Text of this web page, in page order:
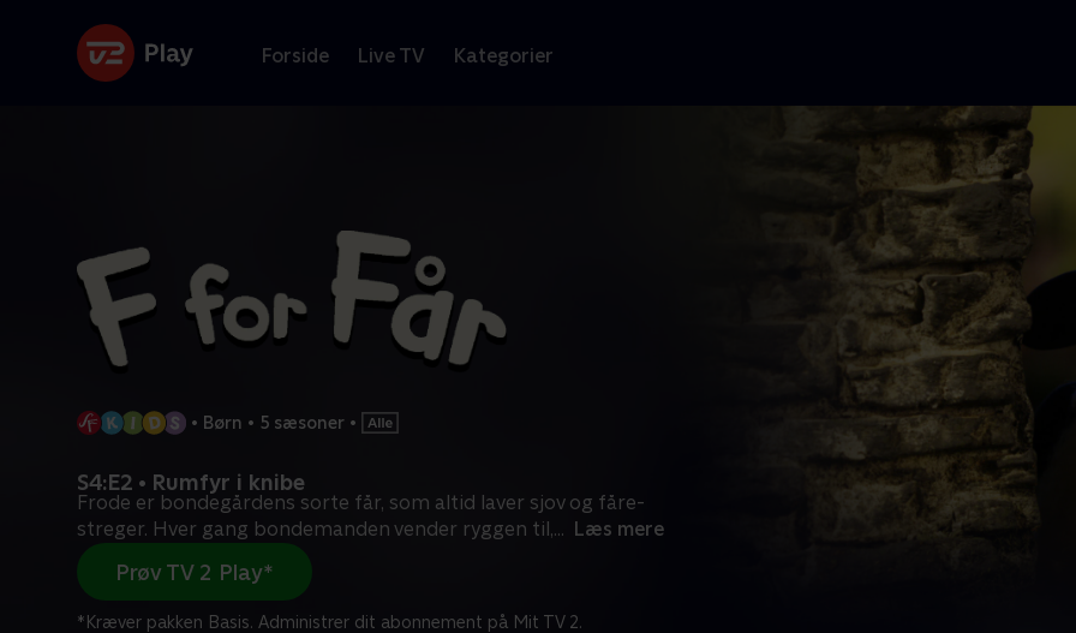
Forside Live TV Kategorier
• Børn • 5 sæsoner •
S4:E2 • Rumfyr i knibe
Frode er bondegårdens sorte får, som altid laver sjov og fåre-
streger. Hver gang bondemanden vender ryggen til,... Læs mere
Prøv TV 2 Play*
*Kræver pakken Basis. Administrer dit abonnement på Mit TV 2.